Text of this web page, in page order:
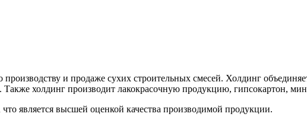
и продаже сухих строительных смесей. Холдинг
холдинг производит лакокрасочную продукцию, гипсокартон,
является высшей оценкой качества производимой продукции.